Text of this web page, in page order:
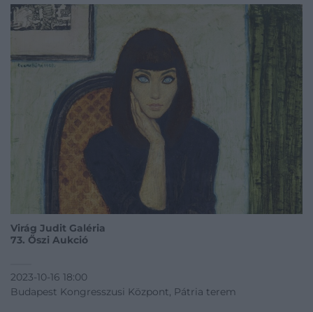
Virág Judit Galéria
73. Őszi Aukció
2023-10-16 18:00
Budapest Kongresszusi Központ, Pátria terem